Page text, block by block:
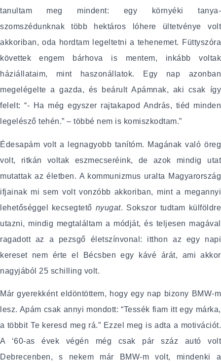
tanultam meg mindent: egy környéki tanya-
szomszédunknak több hektáros lóhere ültetvénye volt
akkoriban, oda hordtam legeltetni a tehenemet. Füttyszóra
követtek engem bárhova is mentem, inkább voltak
háziállataim, mint haszonállatok. Egy nap azonban
megelégelte a gazda, és beárult Apámnak, aki csak így
felelt: “- Ha még egyszer rajtakapod András, tiéd minden
legelésző tehén.” – többé nem is komiszkodtam.”
Édesapám volt a legnagyobb tanítóm. Magának való öreg
volt, ritkán voltak eszmecseréink, de azok mindig utat
mutattak az életben. A kommunizmus uralta Magyarország
ifjainak mi sem volt vonzóbb akkoriban, mint a megannyi
lehetőséggel kecsegtető nyugat. Sokszor tudtam külföldre
utazni, mindig megtaláltam a módját, és teljesen magával
ragadott az a pezsgő életszínvonal: itthon az egy napi
kereset nem érte el Bécsben egy kávé árát, ami akkor
nagyjából 25 schilling volt.
Már gyerekként eldöntöttem, hogy egy nap bizony BMW-m
lesz. Apám csak annyi mondott: “Tessék fiam itt egy márka,
a többit Te keresd meg rá.” Ezzel meg is adta a motivációt.
A ‘60-as évek végén még csak pár száz autó volt
Debrecenben, s nekem már BMW-m volt, mindenki a